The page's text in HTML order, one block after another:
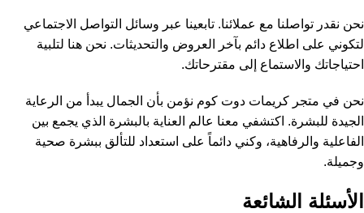
نحن نقدر تواصلنا مع عملائنا. تابعينا عبر وسائل التواصل الاجتماعي
لتكوني على اطلاع دائم بآخر العروض والتحديثات. نحن هنا لتلبية
احتياجاتك والاستماع إلى مقترحاتك.
نحن في متجر كريمات دوت كوم نؤمن بأن الجمال يبدأ من الرعاية
الجيدة للبشرة. اكتشفي معنا عالم العناية بالبشرة الذي يجمع بين
الفاعلية والرفاهية، وكني دائماً على استعداد للتألق ببشرة صحية
وجميلة.
الأسئلة الشائعة